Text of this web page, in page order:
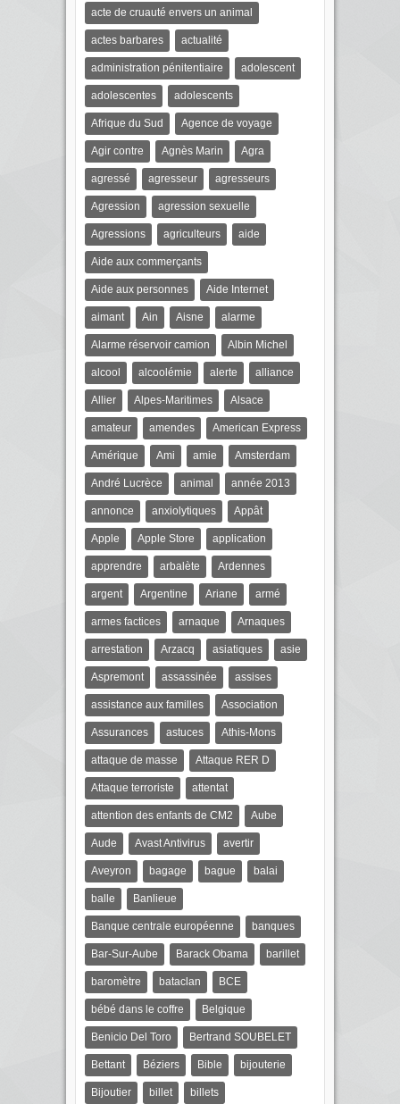
acte de cruauté envers un animal
actes barbares actualité
administration pénitentiaire adolescent
adolescentes adolescents
Afrique du Sud Agence de voyage
Agir contre Agnès Marin Agra
agressé agresseur agresseurs
Agression agression sexuelle
Agressions agriculteurs aide
Aide aux commerçants
Aide aux personnes Aide Internet
aimant Ain Aisne alarme
Alarme réservoir camion Albin Michel
alcool alcoolémie alerte alliance
Allier Alpes-Maritimes Alsace
amateur amendes American Express
Amérique Ami amie Amsterdam
André Lucrèce animal année 2013
annonce anxiolytiques Appât
Apple Apple Store application
apprendre arbalète Ardennes
argent Argentine Ariane armé
armes factices arnaque Arnaques
arrestation Arzacq asiatiques asie
Aspremont assassinée assises
assistance aux familles Association
Assurances astuces Athis-Mons
attaque de masse Attaque RER D
Attaque terroriste attentat
attention des enfants de CM2 Aube
Aude Avast Antivirus avertir
Aveyron bagage bague balai
balle Banlieue
Banque centrale européenne banques
Bar-Sur-Aube Barack Obama barillet
baromètre bataclan BCE
bébé dans le coffre Belgique
Benicio Del Toro Bertrand SOUBELET
Bettant Béziers Bible bijouterie
Bijoutier billet billets